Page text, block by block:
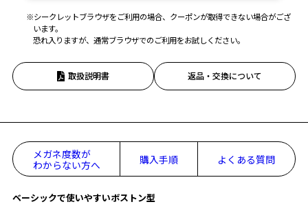
※シークレットブラウザをご利用の場合、クーポンが取得できない場合がござ
います。
恐れ入りますが、通常ブラウザでのご利用をお試しください。
取扱説明書 返品・交換について
メガネ度数が
わからない方へ
購入手順 よくある質問
ベーシックで使いやすいボストン型